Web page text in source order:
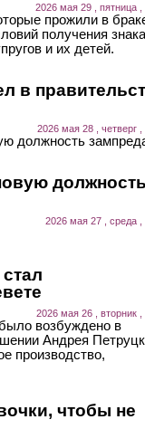
2026 мая 29 , пятница ,
прожили в
получения
и их детей.
в
2026 мая 28 , четверг ,
должность
2026 мая 27 , среда ,
2026 мая 26 , вторник ,
возбуждено в
Андрея
производство,
чтобы не